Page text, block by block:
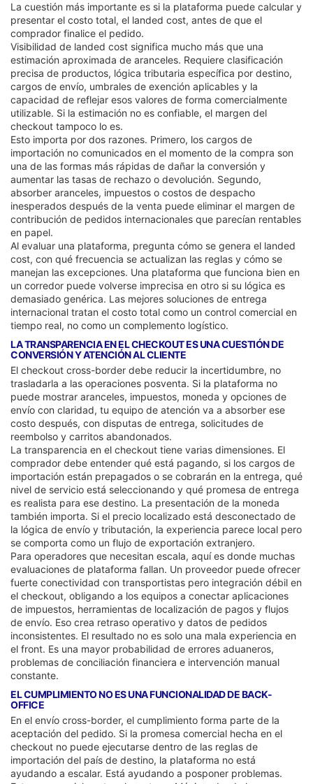
La cuestión más importante es si la plataforma puede calcular y
presentar el costo total, el landed cost, antes de que el
comprador finalice el pedido.
Visibilidad de landed cost significa mucho más que una
estimación aproximada de aranceles. Requiere clasificación
precisa de productos, lógica tributaria específica por destino,
cargos de envío, umbrales de exención aplicables y la
capacidad de reflejar esos valores de forma comercialmente
utilizable. Si la estimación no es confiable, el margen del
checkout tampoco lo es.
Esto importa por dos razones. Primero, los cargos de
importación no comunicados en el momento de la compra son
una de las formas más rápidas de dañar la conversión y
aumentar las tasas de rechazo o devolución. Segundo,
absorber aranceles, impuestos o costos de despacho
inesperados después de la venta puede eliminar el margen de
contribución de pedidos internacionales que parecían rentables
en papel.
Al evaluar una plataforma, pregunta cómo se genera el landed
cost, con qué frecuencia se actualizan las reglas y cómo se
manejan las excepciones. Una plataforma que funciona bien en
un corredor puede volverse imprecisa en otro si su lógica es
demasiado genérica. Las mejores soluciones de entrega
internacional tratan el costo total como un control comercial en
tiempo real, no como un complemento logístico.
LA TRANSPARENCIA EN EL CHECKOUT ES UNA CUESTIÓN DE
CONVERSIÓN Y ATENCIÓN AL CLIENTE
El checkout cross-border debe reducir la incertidumbre, no
trasladarla a las operaciones posventa. Si la plataforma no
puede mostrar aranceles, impuestos, moneda y opciones de
envío con claridad, tu equipo de atención va a absorber ese
costo después, con disputas de entrega, solicitudes de
reembolso y carritos abandonados.
La transparencia en el checkout tiene varias dimensiones. El
comprador debe entender qué está pagando, si los cargos de
importación están prepagados o se cobrarán en la entrega, qué
nivel de servicio está seleccionando y qué promesa de entrega
es realista para ese destino. La presentación de la moneda
también importa. Si el precio localizado está desconectado de
la lógica de envío y tributación, la experiencia parece local pero
se comporta como un flujo de exportación extranjero.
Para operadores que necesitan escala, aquí es donde muchas
evaluaciones de plataforma fallan. Un proveedor puede ofrecer
fuerte conectividad con transportistas pero integración débil en
el checkout, obligando a los equipos a conectar aplicaciones
de impuestos, herramientas de localización de pagos y flujos
de envío. Eso crea retraso operativo y datos de pedidos
inconsistentes. El resultado no es solo una mala experiencia en
el front. Es una mayor probabilidad de errores aduaneros,
problemas de conciliación financiera e intervención manual
constante.
EL CUMPLIMIENTO NO ES UNA FUNCIONALIDAD DE BACK-
OFFICE
En el envío cross-border, el cumplimiento forma parte de la
aceptación del pedido. Si la promesa comercial hecha en el
checkout no puede ejecutarse dentro de las reglas de
importación del país de destino, la plataforma no está
ayudando a escalar. Está ayudando a posponer problemas.